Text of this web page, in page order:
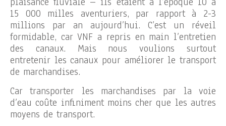
15 000 milles aventuriers, par rapport à 2-3
millions par an aujourd’hui. C’est un réveil
formidable, car VNF a repris en main l’entretien
des canaux. Mais nous voulions surtout
entretenir les canaux pour améliorer le transport
de marchandises.
Car transporter les marchandises par la voie
d’eau coûte infiniment moins cher que les autres
moyens de transport.